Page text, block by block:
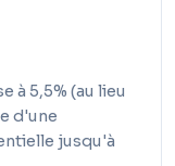
à 5,5% (au lieu
d'une
jusqu'à